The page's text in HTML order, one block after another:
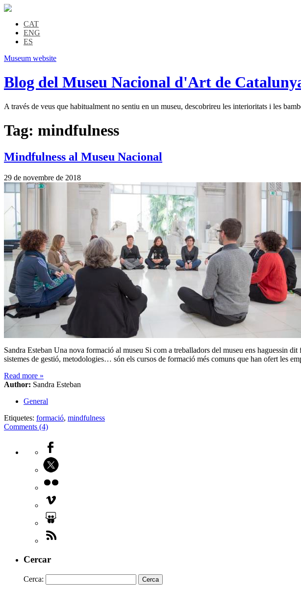
CAT
ENG
ES
Museum website
Blog del Museu Nacional d'Art de
A través de veus que habitualment no sentiu en un museu, descobrireu les interioritats i les
Tag: mindfulness
Mindfulness al Museu Nacional
29 de novembre de 2018
Sandra Esteban Una nova formació al museu Si com a treballadors del museu ens haguessin
sistemes de gestió, metodologies… són els cursos de formació més comuns que han ofert les
Read more »
Author: Sandra Esteban
General
Etiquetes: formació, mindfulness
Comments (4)
Cercar
Cerca: